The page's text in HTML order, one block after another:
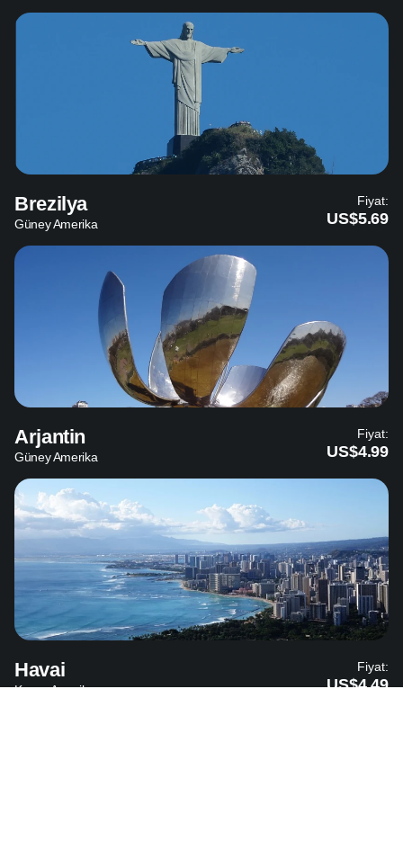
Brezilya
Güney Amerika
Fiyat:
US$5.69
Arjantin
Güney Amerika
Fiyat:
US$4.99
Havai
Kuzey Amerika
Fiyat:
US$4.49